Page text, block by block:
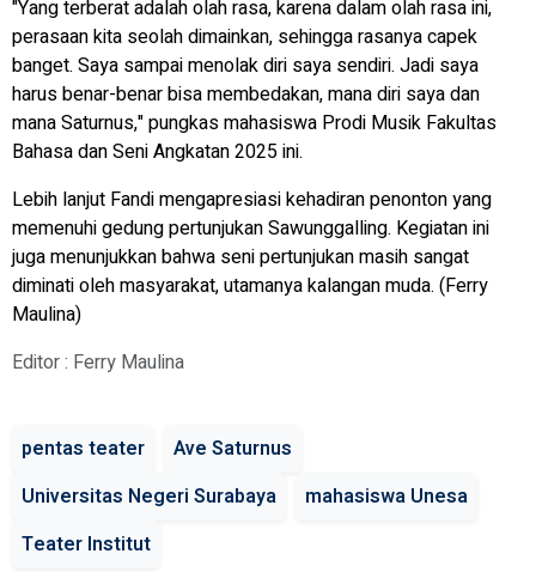
"Yang terberat adalah olah rasa, karena dalam olah rasa ini,
perasaan kita seolah dimainkan, sehingga rasanya capek
banget. Saya sampai menolak diri saya sendiri. Jadi saya
harus benar-benar bisa membedakan, mana diri saya dan
mana Saturnus," pungkas mahasiswa Prodi Musik Fakultas
Bahasa dan Seni Angkatan 2025 ini.
Lebih lanjut Fandi mengapresiasi kehadiran penonton yang
memenuhi gedung pertunjukan Sawunggalling. Kegiatan ini
juga menunjukkan bahwa seni pertunjukan masih sangat
diminati oleh masyarakat, utamanya kalangan muda. (Ferry
Maulina)
Editor : Ferry Maulina
pentas teater
Ave Saturnus
Universitas Negeri Surabaya
mahasiswa Unesa
Teater Institut